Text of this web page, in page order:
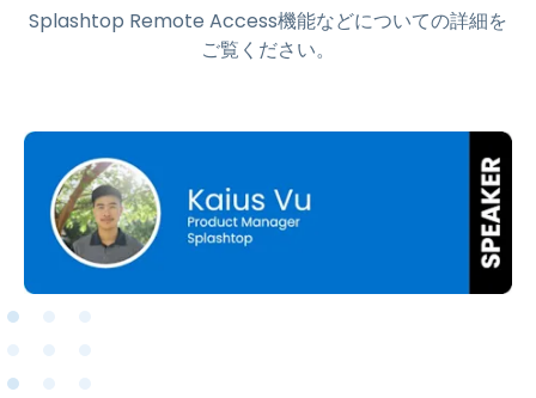
Splashtop Remote Access機能などについての詳細を
ご覧ください。